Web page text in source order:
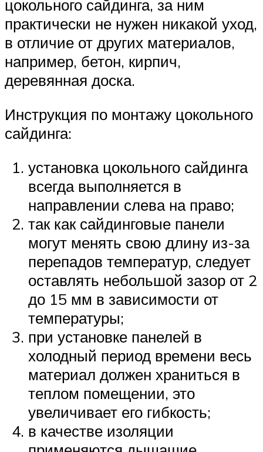
цокольного сайдинга, за ним
практически не нужен никакой уход,
в отличие от других материалов,
например, бетон, кирпич,
деревянная доска.
Инструкция по монтажу цокольного
сайдинга:
установка цокольного сайдинга
всегда выполняется в
направлении слева на право;
так как сайдинговые панели
могут менять свою длину из-за
перепадов температур, следует
оставлять небольшой зазор от 2
до 15 мм в зависимости от
температуры;
при установке панелей в
холодный период времени весь
материал должен храниться в
теплом помещении, это
увеличивает его гибкость;
в качестве изоляции